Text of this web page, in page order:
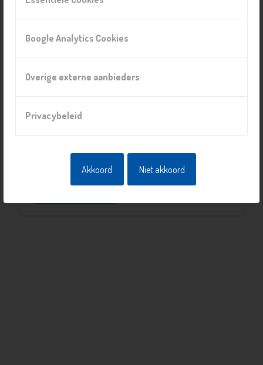
Google Analytics Cookies
Overige externe aanbieders
Privacybeleid
Akkoord Niet akkoord
DemenTalent
E-mail:informatiedementie@pietervanforeest.nl
Locatie
Mozartlaan 422, 2625 CS, Delft